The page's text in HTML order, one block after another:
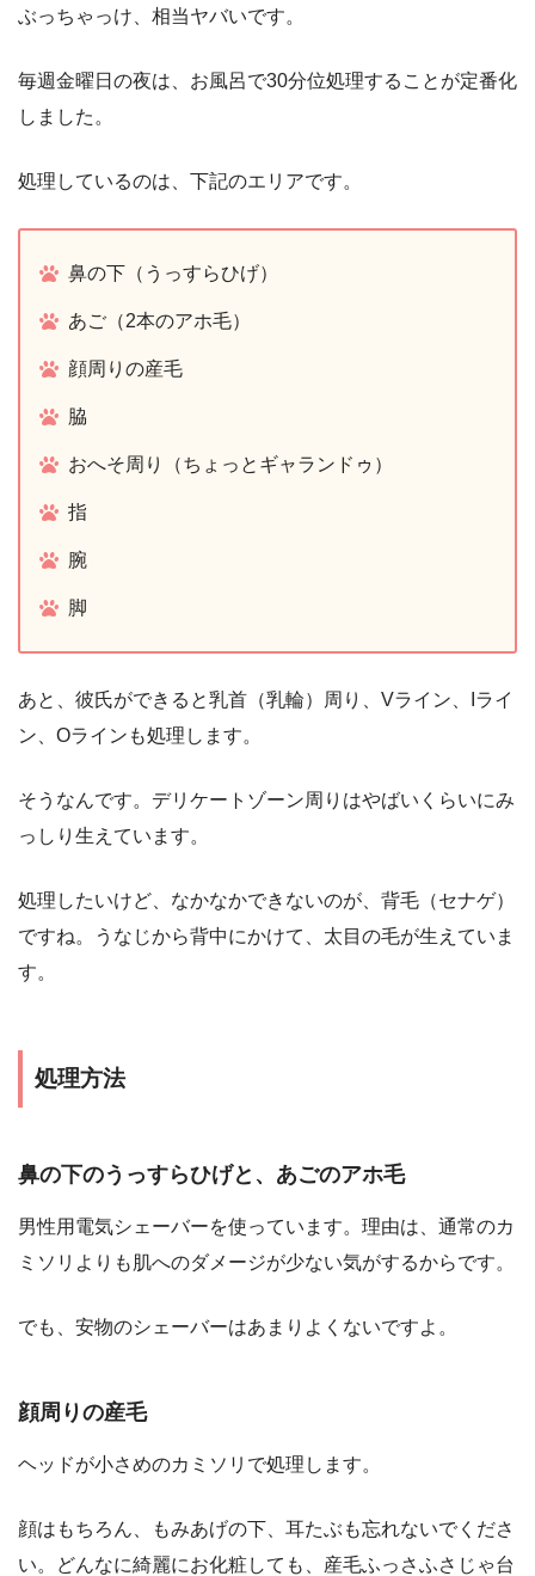
ぶっちゃっけ、相当ヤバいです。
毎週金曜日の夜は、お風呂で30分位処理することが定番化
しました。
処理しているのは、下記のエリアです。
鼻の下（うっすらひげ）
あご（2本のアホ毛）
顔周りの産毛
脇
おへそ周り（ちょっとギャランドゥ）
指
腕
脚
あと、彼氏ができると乳首（乳輪）周り、Vライン、Iライ
ン、Oラインも処理します。
そうなんです。デリケートゾーン周りはやばいくらいにみ
っしり生えています。
処理したいけど、なかなかできないのが、背毛（セナゲ）
ですね。うなじから背中にかけて、太目の毛が生えていま
す。
処理方法
鼻の下のうっすらひげと、あごのアホ毛
男性用電気シェーバーを使っています。理由は、通常のカ
ミソリよりも肌へのダメージが少ない気がするからです。
でも、安物のシェーバーはあまりよくないですよ。
顔周りの産毛
ヘッドが小さめのカミソリで処理します。
顔はもちろん、もみあげの下、耳たぶも忘れないでくださ
い。どんなに綺麗にお化粧しても、産毛ふっさふさじゃ台